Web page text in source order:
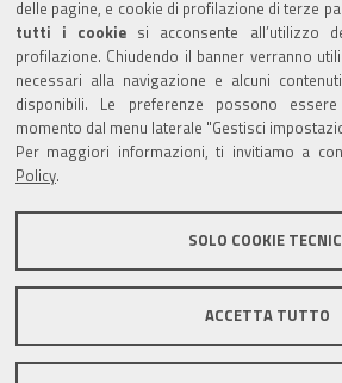
delle pagine, e cookie di profilazione di terze
tutti i cookie si acconsente all’utilizzo
profilazione. Chiudendo il banner verranno
necessari alla navigazione e alcuni
disponibili. Le preferenze possono
momento dal menu laterale "Gestisci
Per maggiori informazioni, ti invitiamo a
Policy
SOLO COOKIE
ACCETTA TUTTO
3571
TRASPARENZA
Amministrazione trasparente
Statistiche Web del sito (fonte
Contatti
Mappa del sito Privacy policy
Dichiarazione di
Area riservata